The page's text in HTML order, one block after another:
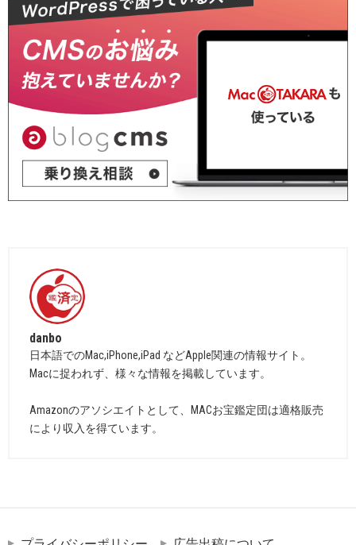
danbo
日本語でのMac,iPhone,iPad などApple関連の情報サイト。
Macに捉われず、様々な情報を掲載しています。
Amazonのアソシエイトとして、MACお宝鑑定団は適格販売
により収入を得ています。